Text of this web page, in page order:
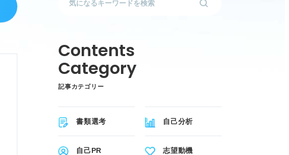
記事カテゴリー
書類選考 自己分析
自己PR 志望動機